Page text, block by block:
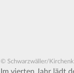
© Schwarzwäller/